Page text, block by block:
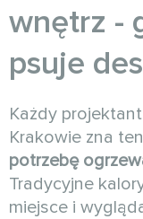
wnętrz -
psuje
Każdy
Krakowie zna
potrzebę
Tradycyjne
miejsce i